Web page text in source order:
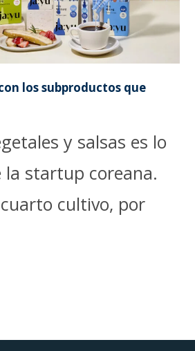
los subproductos que
y salsas es lo
la startup coreana.
cultivo, por